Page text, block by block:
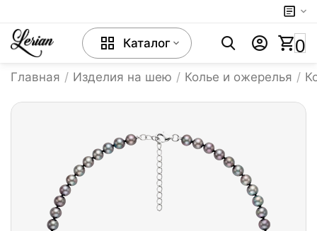
Каталог 0
Главная / Изделия на шею / Колье и ожерелья /